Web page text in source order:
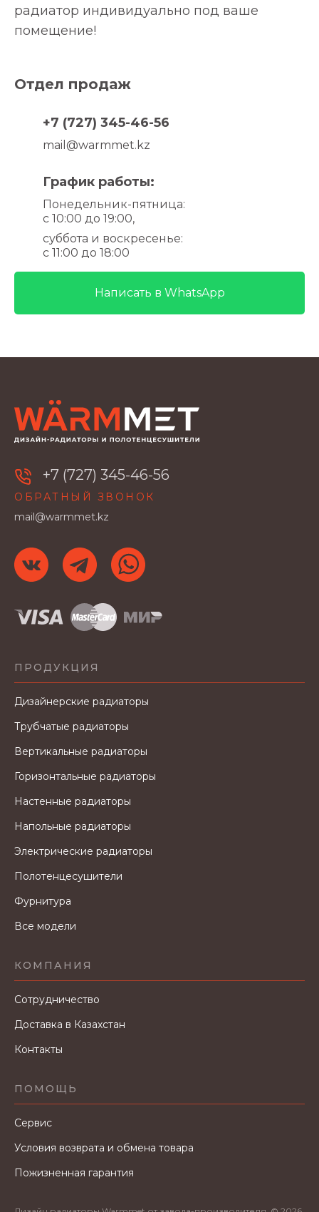
радиатор индивидуально под ваше
помещение!
Отдел продаж
+7 (727) 345-46-56
mail@warmmet.kz
График работы:
Понедельник-пятница:
с 10:00 до 19:00,
суббота и воскресенье:
с 11:00 до 18:00
Написать в WhatsApp
+7 (727) 345-46-56
ОБРАТНЫЙ ЗВОНОК
mail@warmmet.kz
ПРОДУКЦИЯ
Дизайнерские радиаторы
Трубчатые радиаторы
Вертикальные радиаторы
Горизонтальные радиаторы
Настенные радиаторы
Напольные радиаторы
Электрические радиаторы
Полотенцесушители
Фурнитура
Все модели
КОМПАНИЯ
Сотрудничество
Доставка в Казахстан
Контакты
ПОМОЩЬ
Сервис
Условия возврата и обмена товара
Пожизненная гарантия